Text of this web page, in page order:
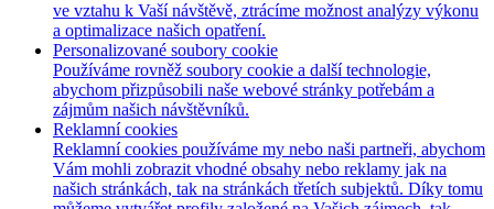
ve vztahu k Vaší návštěvě, ztrácíme možnost analýzy výkonu
a optimalizace našich opatření.
Personalizované soubory cookie
Používáme rovněž soubory cookie a další technologie,
abychom přizpůsobili naše webové stránky potřebám a
zájmům našich návštěvníků.
Reklamní cookies
Reklamní cookies používáme my nebo naši partneři, abychom
Vám mohli zobrazit vhodné obsahy nebo reklamy jak na
našich stránkách, tak na stránkách třetích subjektů. Díky tomu